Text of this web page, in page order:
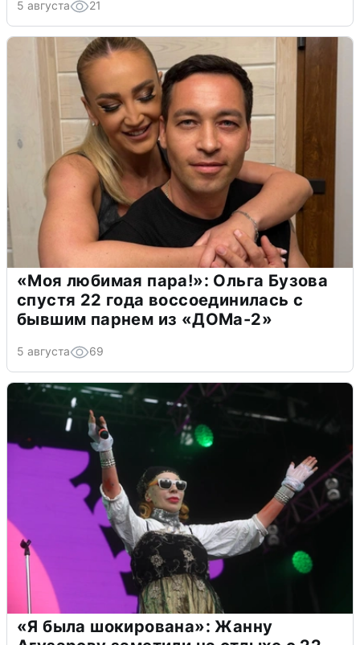
5 августа 21
«Моя любимая пара!»: Ольга Бузова
спустя 22 года воссоединилась с
бывшим парнем из «ДОМа-2»
5 августа 69
«Я была шокирована»: Жанну